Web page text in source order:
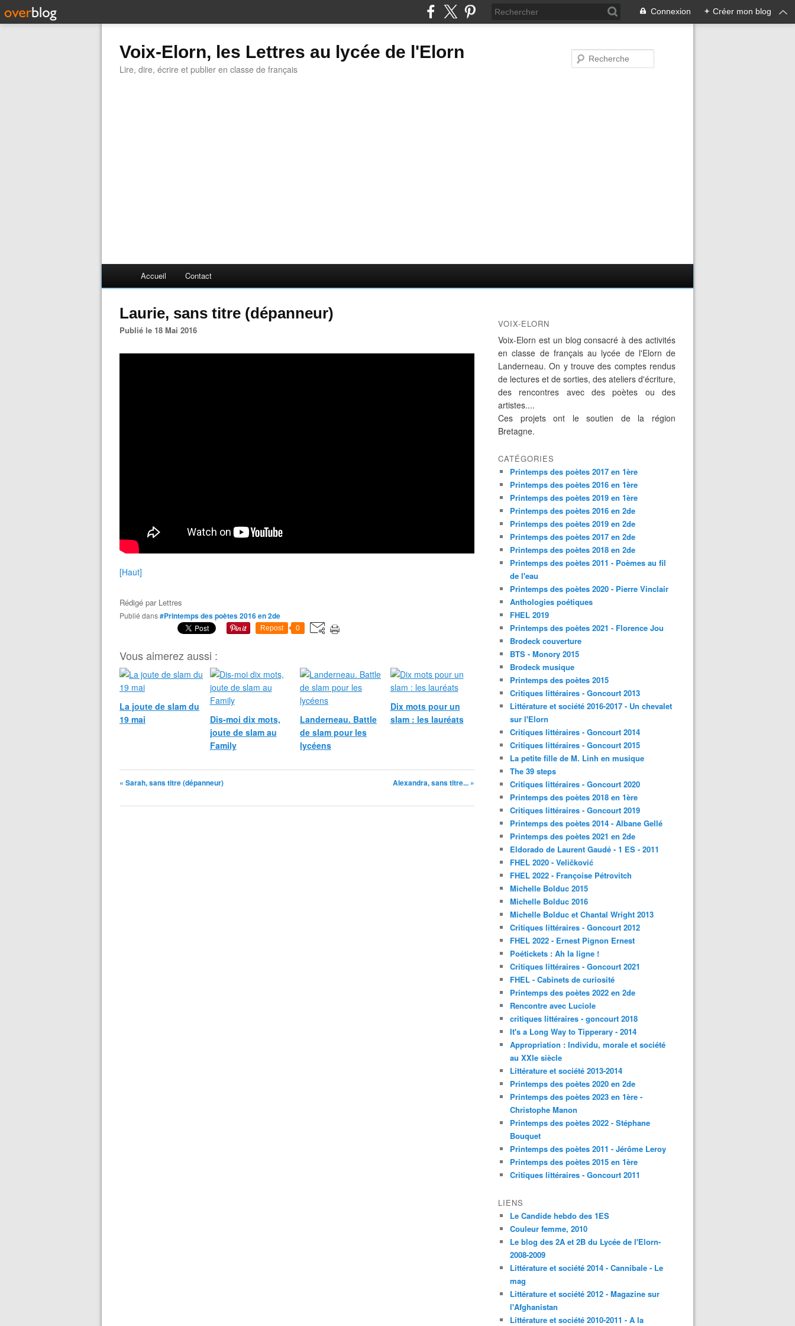
Connexion + Créer mon blog
Voix-Elorn, les Lettres au lycée de l'Elorn
Lire, dire, écrire et publier en classe de français
Accueil Contact
Laurie, sans titre (dépanneur)
Publié le 18 Mai 2016
[Haut]
Rédigé par Lettres
Publié dans#Printemps des poètes 2016 en 2de
Repost 0
Vous aimerez aussi :
La joute de slam du
19 mai
Dis-moi dix mots,
joute de slam au
Family
Landerneau. Battle
de slam pour les
lycéens
Dix mots pour un
slam : les lauréats
« Sarah, sans titre (dépanneur) Alexandra, sans titre... »
VOIX-ELORN
Voix-Elorn est un blog consacré à des activités
en classe de français au lycée de l'Elorn de
Landerneau. On y trouve des comptes rendus
de lectures et de sorties, des ateliers d'écriture,
des rencontres avec des poètes ou des
artistes....
Ces projets ont le soutien de la région
Bretagne.
CATÉGORIES
Printemps des poètes 2017 en 1ère
Printemps des poètes 2016 en 1ère
Printemps des poètes 2019 en 1ère
Printemps des poètes 2016 en 2de
Printemps des poètes 2019 en 2de
Printemps des poètes 2017 en 2de
Printemps des poètes 2018 en 2de
Printemps des poètes 2011 - Poèmes au fil
de l'eau
Printemps des poètes 2020 - Pierre Vinclair
Anthologies poétiques
FHEL 2019
Printemps des poètes 2021 - Florence Jou
Brodeck couverture
BTS - Monory 2015
Brodeck musique
Printemps des poètes 2015
Critiques littéraires - Goncourt 2013
Littérature et société 2016-2017 - Un chevalet
sur l'Elorn
Critiques littéraires - Goncourt 2014
Critiques littéraires - Goncourt 2015
La petite fille de M. Linh en musique
The 39 steps
Critiques littéraires - Goncourt 2020
Printemps des poètes 2018 en 1ère
Critiques littéraires - Goncourt 2019
Printemps des poètes 2014 - Albane Gellé
Printemps des poètes 2021 en 2de
Eldorado de Laurent Gaudé - 1 ES - 2011
FHEL 2020 - Veličković
FHEL 2022 - Françoise Pétrovitch
Michelle Bolduc 2015
Michelle Bolduc 2016
Michelle Bolduc et Chantal Wright 2013
Critiques littéraires - Goncourt 2012
FHEL 2022 - Ernest Pignon Ernest
Poétickets : Ah la ligne !
Critiques littéraires - Goncourt 2021
FHEL - Cabinets de curiosité
Printemps des poètes 2022 en 2de
Rencontre avec Luciole
critiques littéraires - goncourt 2018
It's a Long Way to Tipperary - 2014
Appropriation : Individu, morale et société
au XXIe siècle
Littérature et société 2013-2014
Printemps des poètes 2020 en 2de
Printemps des poètes 2023 en 1ère -
Christophe Manon
Printemps des poètes 2022 - Stéphane
Bouquet
Printemps des poètes 2011 - Jérôme Leroy
Printemps des poètes 2015 en 1ère
Critiques littéraires - Goncourt 2011
LIENS
Le Candide hebdo des 1ES
Couleur femme, 2010
Le blog des 2A et 2B du Lycée de l'Elorn-
2008-2009
Littérature et société 2014 - Cannibale - Le
mag
Littérature et société 2012 - Magazine sur
l'Afghanistan
Littérature et société 2010-2011 - A la